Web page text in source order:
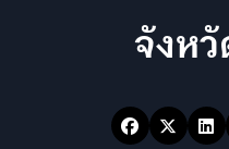
จังห